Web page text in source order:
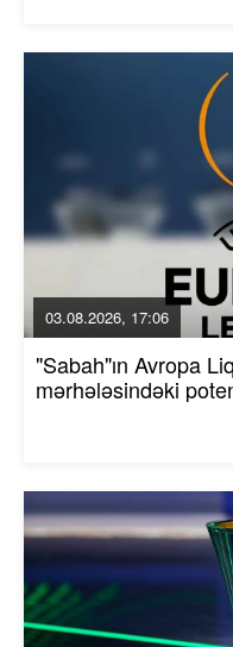
03.08.2026, 17:06
"Sabah"ın Avropa
mərhələsindəki